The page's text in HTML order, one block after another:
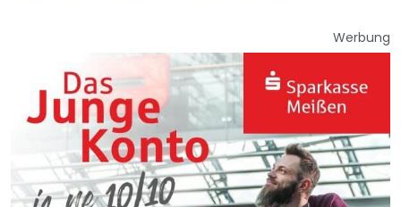
Werbung